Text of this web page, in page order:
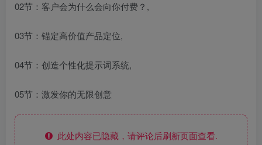
02节：客户会为什么会向你付费？,
03节：锚定高价值产品定位,
04节：创造个性化提示词系统,
05节：激发你的无限创意
此处内容已隐藏，请评论后刷新页面查看.